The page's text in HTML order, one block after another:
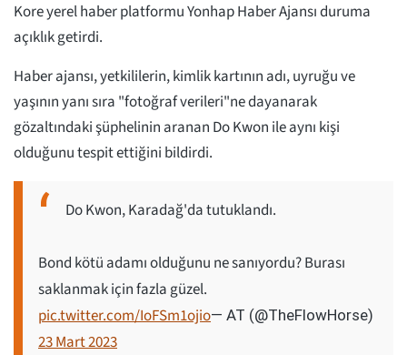
Kore yerel haber platformu Yonhap Haber Ajansı duruma
açıklık getirdi.
Haber ajansı, yetkililerin, kimlik kartının adı, uyruğu ve
yaşının yanı sıra "fotoğraf verileri"ne dayanarak
gözaltındaki şüphelinin aranan Do Kwon ile aynı kişi
olduğunu tespit ettiğini bildirdi.
Do Kwon, Karadağ'da tutuklandı.
Bond kötü adamı olduğunu ne sanıyordu? Burası
saklanmak için fazla güzel.
pic.twitter.com/IoFSm1ojio— AT (@TheFlowHorse)
23 Mart 2023